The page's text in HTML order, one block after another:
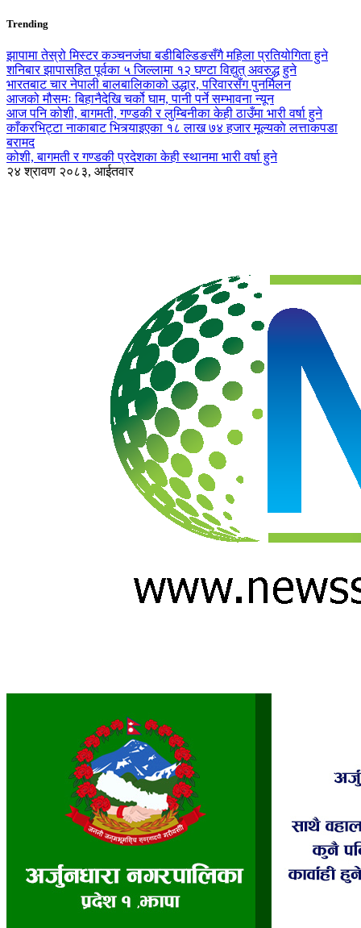
Trending
झापामा तेस्रो मिस्टर कञ्चनजंघा बडीबिल्डिङसँगै महिला प्रतियोगिता हुने
शनिबार झापासहित पूर्वका ५ जिल्लामा १२ घण्टा विद्युत् अवरुद्ध हुने
भारतबाट चार नेपाली बालबालिकाको उद्धार, परिवारसँग पुनर्मिलन
आजको मौसमः बिहानैदेखि चर्को घाम, पानी पर्ने सम्भावना न्यून
आज पनि कोशी, बागमती, गण्डकी र लुम्बिनीका केही ठाउँमा भारी वर्षा हुने
काँकरभिट्टा नाकाबाट भित्र्याइएका १८ लाख ७४ हजार मूल्यकाे लत्ताकपडा
बरामद
कोशी, बागमती र गण्डकी प्रदेशका केही स्थानमा भारी वर्षा हुने
२४ श्रावण २०८३, आईतवार